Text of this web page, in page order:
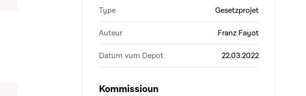
Type Gesetzprojet
Auteur Franz Fayot
Datum vum Depot 22.03.2022
Kommissioun